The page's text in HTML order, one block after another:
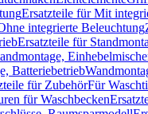
Ersatzteile für Mit
integrierte Beleuchtung
Ersatzteile für
Batteriebetrieb
für ZubehörFür
für Waschbecken